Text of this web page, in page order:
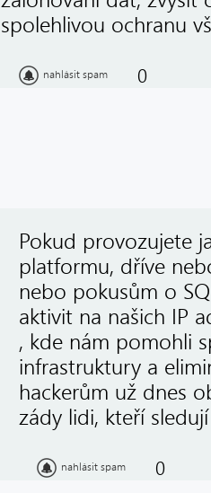
spolehlivou ochranu
nahlásit spam 0
Pokud provozujete
platformu, dříve
nebo pokusům o
aktivit na našich IP
, kde nám pomohli
infrastruktury a
hackerům už dnes
zády lidi, kteří
nahlásit spam 0